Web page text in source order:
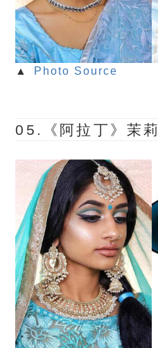
▲ Photo Source
05.《阿拉丁》茉莉